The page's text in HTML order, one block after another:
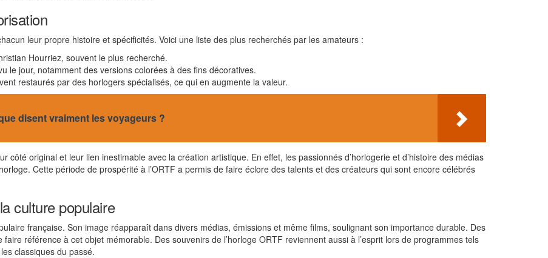
leur propre histoire et spécificités. Voici une liste des plus recherchés par les amateurs :
Hourriez, souvent le plus recherché.
le jour, notamment des versions colorées à des fins décoratives.
restaurés par des horlogers spécialisés, ce qui en augmente la valeur.
disent vraiment les voyageurs ?
côté original et leur lien inestimable avec la création artistique. En effet, les passionnés d’horlogerie et d’histoire des médias
Cette période de prospérité à l’ORTF a permis de faire éclore des talents et des créateurs qui sont encore célébrés
culture populaire
française. Son image réapparaît dans divers médias, émissions et même films, soulignant son importance durable. Des
référence à cet objet mémorable. Des souvenirs de l’horloge ORTF reviennent aussi à l’esprit lors de programmes tels
classiques du passé.